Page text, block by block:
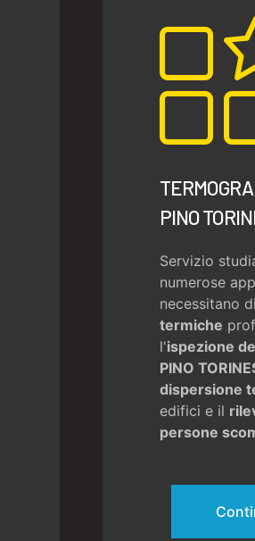
PINO
Servizio
numerose
necessitano di
termiche
l'ispezione
PINO
dispersione
edifici e il
persone